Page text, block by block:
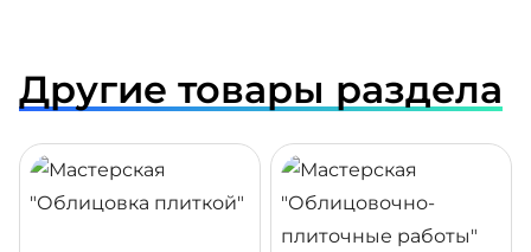
Другие товары раздела
ПОДРОБНЕЕ